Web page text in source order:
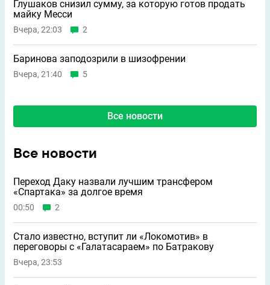
Глушаков снизил сумму, за которую готов продать
майку Месси
Вчера, 22:03 2
Баринова заподозрили в шизофрении
Вчера, 21:40 5
Все новости
Все новости
Переход Даку назвали лучшим трансфером
«Спартака» за долгое время
00:50 2
Стало известно, вступит ли «Локомотив» в
переговоры с «Галатасараем» по Батракову
Вчера, 23:53